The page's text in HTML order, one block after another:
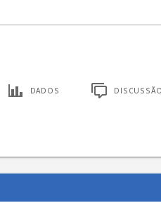
DADOS DISCUSSÃO